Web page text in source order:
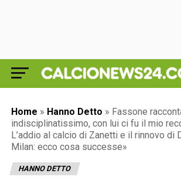
Home » Hanno Detto » Fassone
indisciplinatissimo, con lui ci fu il mio
L’addio al calcio di Zanetti e il rinnovo di
Milan: ecco cosa successe»
HANNO DETTO